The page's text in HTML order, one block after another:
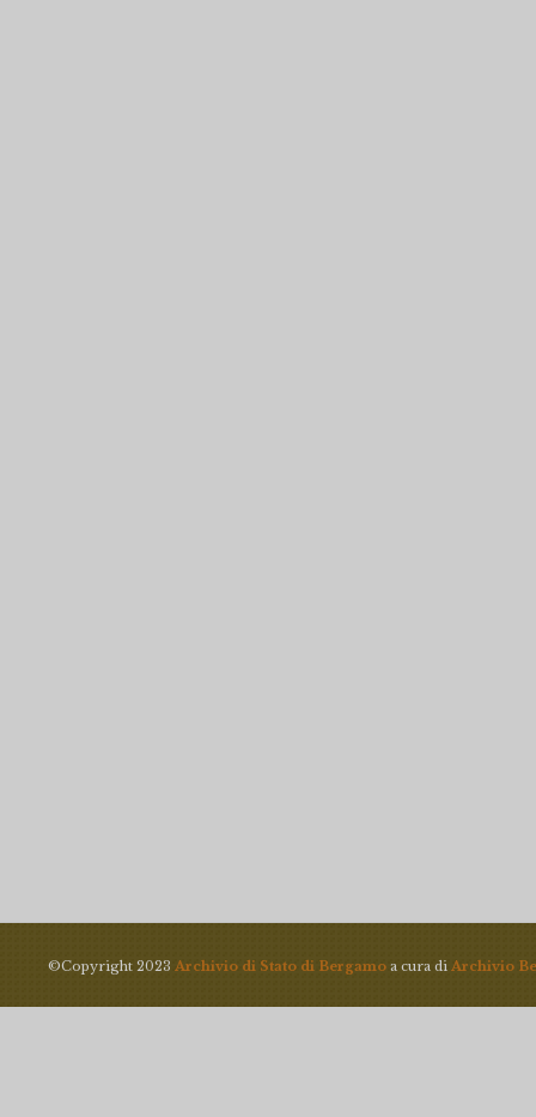
©Copyright 2023 Archivio di Stato di Bergamo a cura di Archivio